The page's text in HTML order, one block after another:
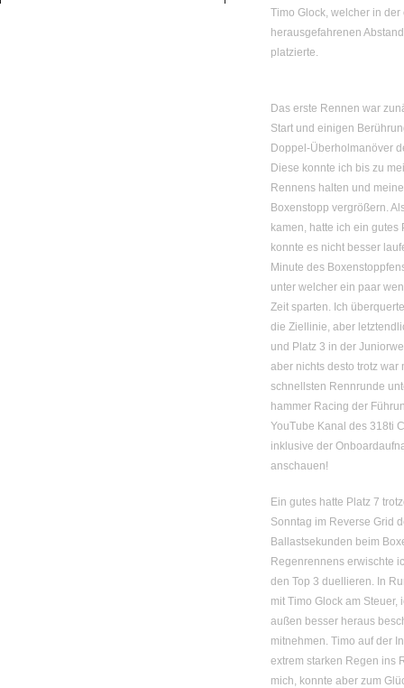
Timo Glock, welcher in
herausgefahrenen
platzierte.
Das erste Rennen war
Start und einigen
Doppel-Überholmanöver
Diese konnte ich bis zu
Rennens halten und
Boxenstopp vergrößern.
kamen, hatte ich ein
konnte es nicht besser
Minute des
unter welcher ein paar
Zeit sparten. Ich
die Ziellinie, aber
und Platz 3 in der
aber nichts desto trotz war
schnellsten Rennrunde
hammer Racing der
YouTube Kanal des 318ti
inklusive der
anschauen!
Ein gutes hatte Platz 7
Sonntag im Reverse Grid
Ballastsekunden beim
Regenrennens erwischte
den Top 3 duellieren. In
mit Timo Glock am
außen besser heraus
mitnehmen. Timo auf der
extrem starken Regen ins
mich, konnte aber zum